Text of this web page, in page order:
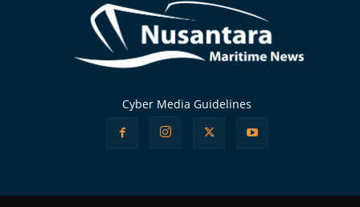
Cyber Media Guidelines